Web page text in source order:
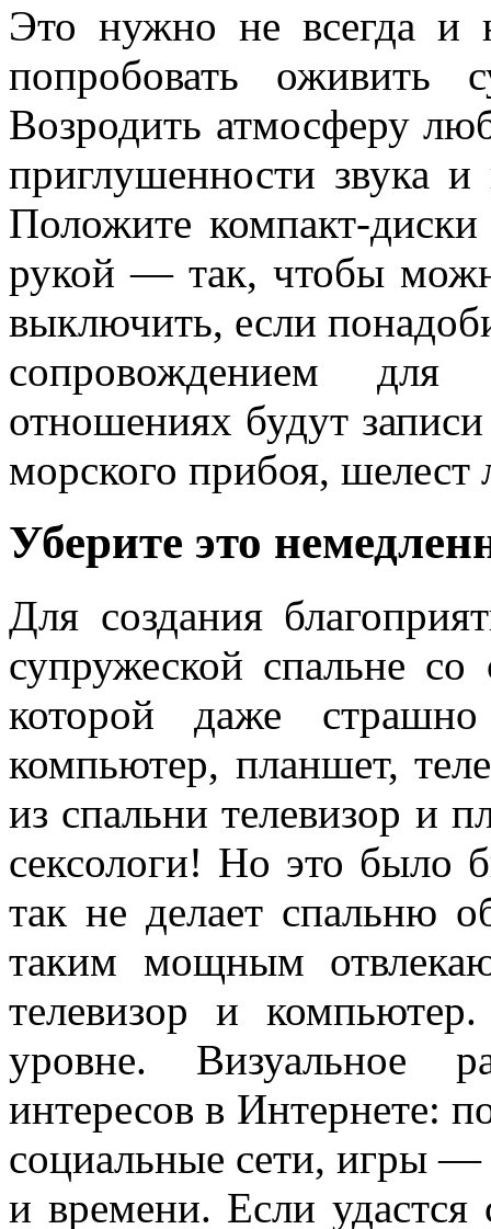
Это нужно не всегда
попробовать
Возродить атмосферу
приглушенности звука и
Положите компакт-
рукой — так, чтобы
выключить, если
сопровождением
отношениях будут
морского прибоя, шелест
Уберите это
Для создания
супружеской спальне
которой даже страшно
компьютер, планшет,
из спальни телевизор и
сексологи! Но это было
так не делает спальню
таким мощным
телевизор и
уровне. Визуальное
интересов в Интернете:
социальные сети, игры —
и времени. Если удастся